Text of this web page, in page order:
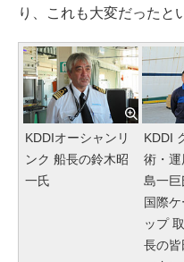
り、これも大変だったと
KDDIオーシャンリ
ンク 船長の鈴木昭
一氏
KDDI
術・
島一巨
国際
ップ
長の皆